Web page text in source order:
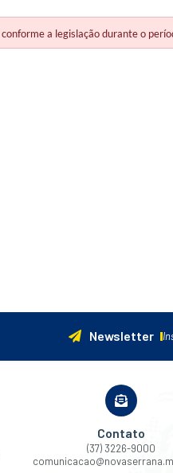
a legislação durante o
Newsletter
Contato
(37) 3226-9000